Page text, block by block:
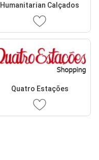
Humanitarian Calçados
Quatro Estações